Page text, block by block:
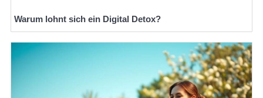
Warum lohnt sich ein Digital Detox?